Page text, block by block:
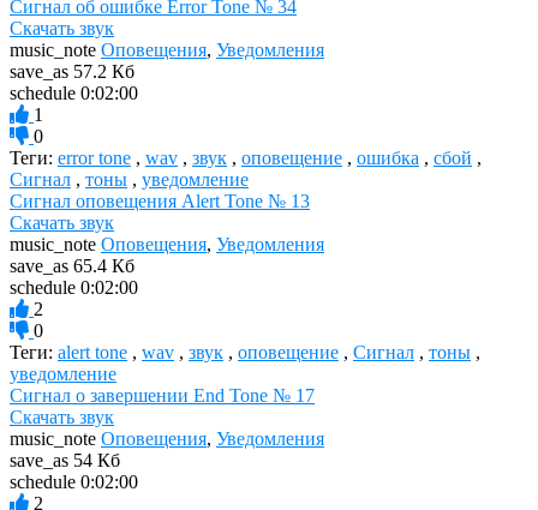
Сигнал об ошибке Error Tone № 34
Скачать звук
music_note Оповещения, Уведомления
save_as 57.2 Кб
schedule 0:02:00
1
0
Теги: error tone , wav , звук , оповещение , ошибка , сбой ,
Сигнал , тоны , уведомление
Сигнал оповещения Alert Tone № 13
Скачать звук
music_note Оповещения, Уведомления
save_as 65.4 Кб
schedule 0:02:00
2
0
Теги: alert tone , wav , звук , оповещение , Сигнал , тоны ,
уведомление
Сигнал о завершении End Tone № 17
Скачать звук
music_note Оповещения, Уведомления
save_as 54 Кб
schedule 0:02:00
2